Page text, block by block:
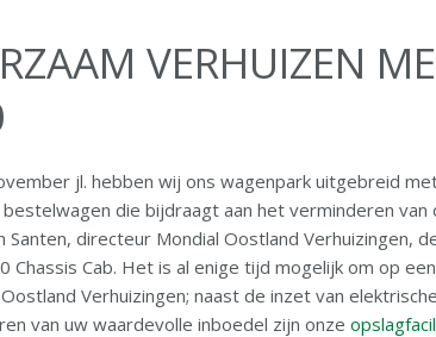
VERHUIZEN
jl. hebben wij ons wagenpark uitgebreid
die bijdraagt aan het verminderen
Santen, directeur Mondial Oostland Verhuizingen,
Chassis Cab. Het is al enige tijd mogelijk om op
Verhuizingen; naast de inzet van
van uw waardevolle inboedel zijn onze